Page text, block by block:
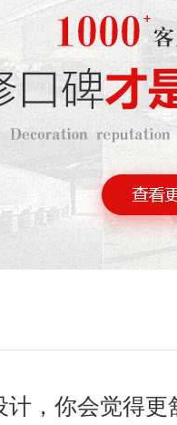
，你会觉得更